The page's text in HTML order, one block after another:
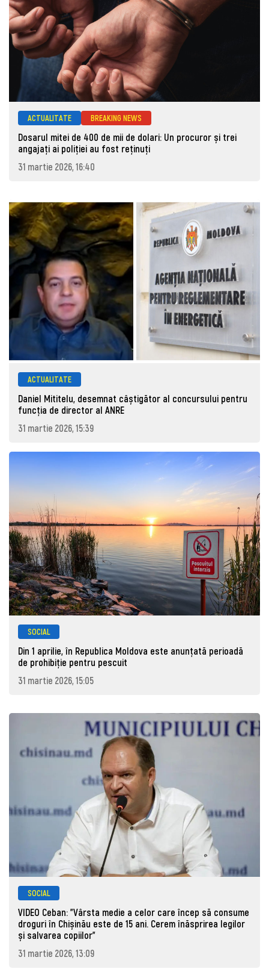
ACTUALITATE BREAKING NEWS
Dosarul mitei de 400 de mii de dolari: Un procuror și trei
angajați ai poliției au fost reținuți
31 martie 2026, 16:40
ACTUALITATE
Daniel Mititelu, desemnat câștigător al concursului pentru
funcția de director al ANRE
31 martie 2026, 15:39
SOCIAL
Din 1 aprilie, în Republica Moldova este anunţată perioadă
de prohibiţie pentru pescuit
31 martie 2026, 15:05
SOCIAL
VIDEO Ceban: "Vârsta medie a celor care încep să consume
droguri în Chișinău este de 15 ani. Cerem înăsprirea legilor
și salvarea copiilor"
31 martie 2026, 13:09